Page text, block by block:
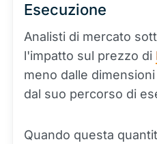
Esecuzione
Analisti di mercato
l'impatto sul prezzo di
meno dalle
dal suo percorso di
Quando questa